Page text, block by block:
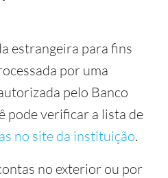
estrangeira para fins
por uma
pelo Banco
pode verificar a lista de
no site da instituição.
no exterior ou por